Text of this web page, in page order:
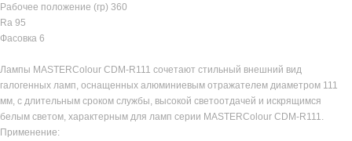
Рабочее положение (гр) 360
Ra 95
Фасовка 6
Лампы MASTERColour CDM-R111 сочетают стильный внешний вид
галогенных ламп, оснащенных алюминиевым отражателем диаметром 111
мм, с длительным сроком службы, высокой светоотдачей и искрящимся
белым светом, характерным для ламп серии MASTERColour CDM-R111.
Применение: